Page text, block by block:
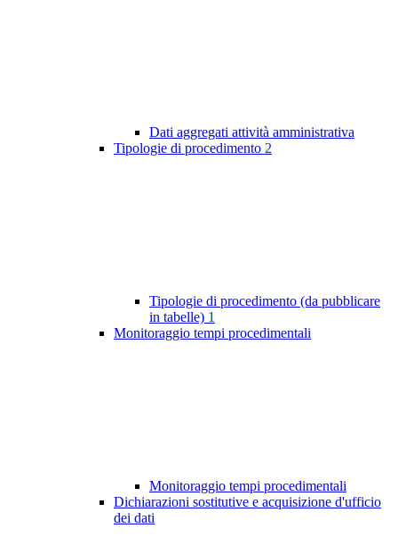
Dati aggregati attività amministrativa
Tipologie di procedimento 2
Tipologie di procedimento (da pubblicare
in tabelle) 1
Monitoraggio tempi procedimentali
Monitoraggio tempi procedimentali
Dichiarazioni sostitutive e acquisizione d'ufficio
dei dati